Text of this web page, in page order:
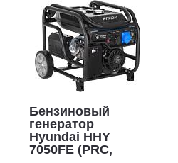
Бензиновый
генератор
Hyundai HHY
7050FE (PRC,